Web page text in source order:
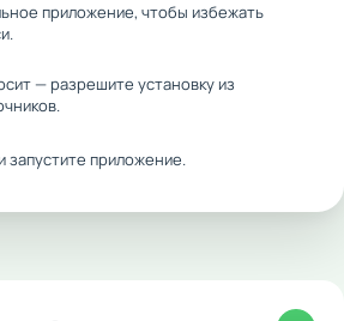
приложение, чтобы избежать
— разрешите установку из
запустите приложение.